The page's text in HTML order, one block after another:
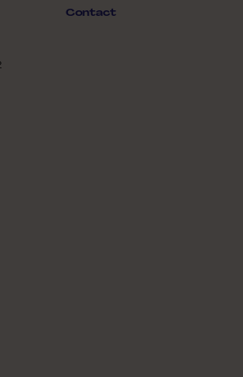
Contact